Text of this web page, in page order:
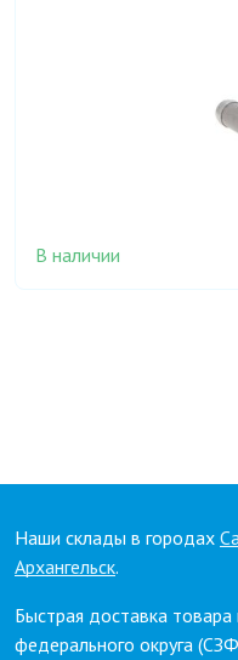
В наличии
Наши склады в городах
Архангельск.
Быстрая доставка
федерального округа